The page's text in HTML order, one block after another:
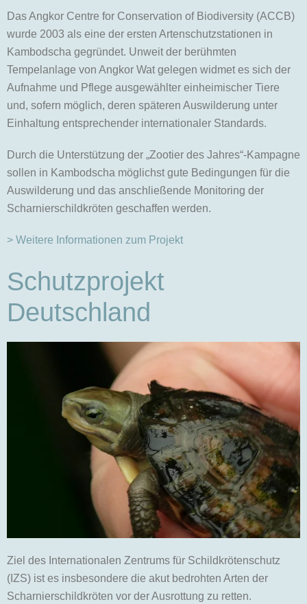
Das Angkor Centre for Conservation of Biodiversity (ACCB)
wurde 2003 als eine der ersten Artenschutzstationen in
Kambodscha gegründet. Unweit der berühmten
Tempelanlage von Angkor Wat gelegen widmet es sich der
Aufnahme und Pflege ausgewählter einheimischer Tiere
und, sofern möglich, deren späteren Auswilderung unter
Einhaltung entsprechender internationaler Standards.
Durch die Unterstützung der „Zootier des Jahres“-Kampagne
sollen in Kambodscha möglichst gute Bedingungen für die
Auswilderung und das anschließende Monitoring der
Scharnierschildkröten geschaffen werden.
> Weitere Informationen zum Projekt
Schutzprojekt
Deutschland
Ziel des Internationalen Zentrums für Schildkrötenschutz
(IZS) ist es insbesondere die akut bedrohten Arten der
Scharnierschildkröten vor der Ausrottung zu retten.